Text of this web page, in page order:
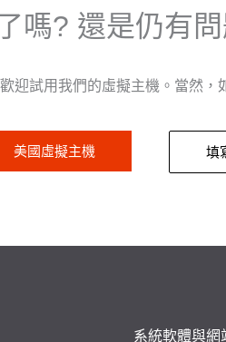
嗎? 還是仍有
試用我們的虛擬主機。當然
美國虛擬主機 填
系統軟體與網